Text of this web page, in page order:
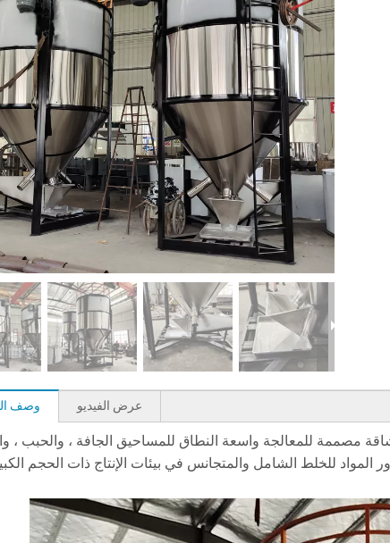
وصف عرض الفيديو
هو آلة مزج صناعية شاقة مصممة للمعالجة واسعة النطاق للمساحيق الجافة ، والحبب ،
المواد للخلط الشامل والمتجانس في بيئات الإنتاج ذات الحجم